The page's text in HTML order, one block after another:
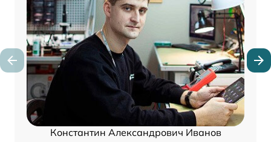
Константин Александрович Иванов